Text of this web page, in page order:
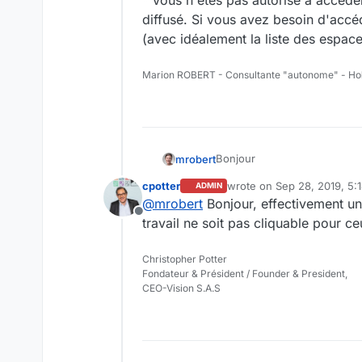
diffusé. Si vous avez besoin
(avec idéalement la liste des
Marion ROBERT - Consultante "autonome" -
mrobertBonjour
Sur les publications, les
Lorsqu'ils cliquent dessus
Ce serait bien que dans ce
idéalement la liste des
Et pour les accès direct des
liste des espaces depuis
Offline
cpotter ADMIN wrote on Sep 28, 2019,
last edited by
@mrobert Bonjour, effectivement
travail ne soit pas cliquable pour
Christopher Potter
Fondateur & Président / Founder & President,
CEO-Vision S.A.S